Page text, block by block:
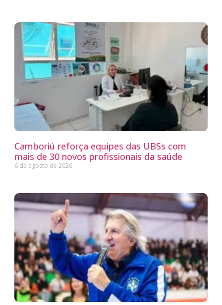
Camboriú reforça equipes das UBSs com
mais de 30 novos profissionais da saúde
6 de agosto de 2026